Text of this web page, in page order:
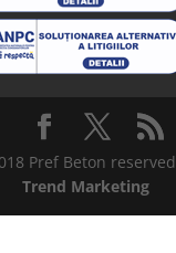
Pref Beton
Trend Marketing